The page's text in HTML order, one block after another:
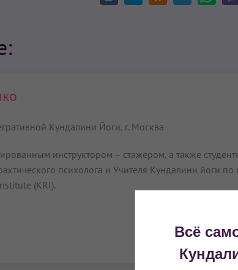
Кундалини Йоги, г. Москва
инструктором – стажером, а также
психолога и Учителя Кундалини йоги
(KRI).
Всё